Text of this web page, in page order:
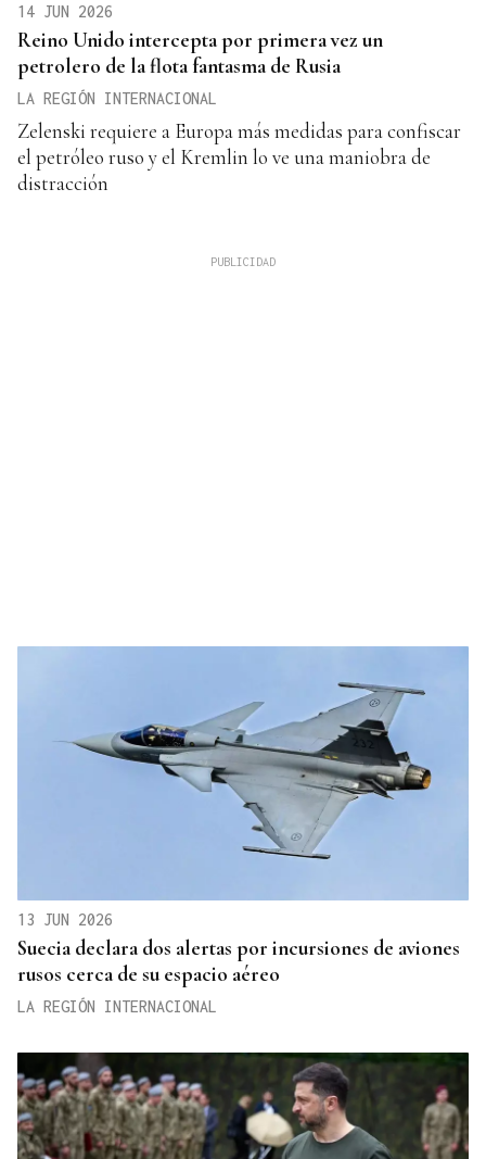
14 JUN 2026
Reino Unido intercepta por primera vez un
petrolero de la flota fantasma de Rusia
LA REGIÓN INTERNACIONAL
Zelenski requiere a Europa más medidas para confiscar
el petróleo ruso y el Kremlin lo ve una maniobra de
distracción
13 JUN 2026
Suecia declara dos alertas por incursiones de aviones
rusos cerca de su espacio aéreo
LA REGIÓN INTERNACIONAL